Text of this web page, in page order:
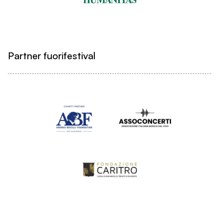
Partner fuorifestival